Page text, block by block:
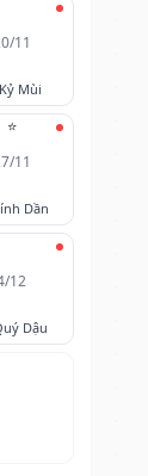
11
Kỷ Mùi
⭐
11
Dần
12
Dậu